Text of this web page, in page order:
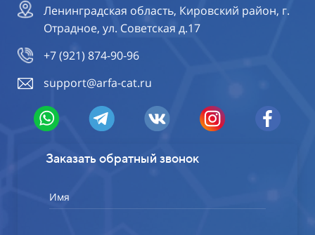
Ленинградская область, Кировский район, г.
Отрадное, ул. Советская д.17
+7 (921) 874-90-96
support@arfa-cat.ru
Заказать обратный звонок
Имя